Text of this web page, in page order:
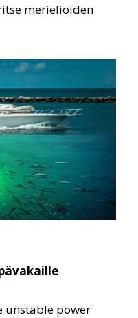
merieliöiden
unstable power